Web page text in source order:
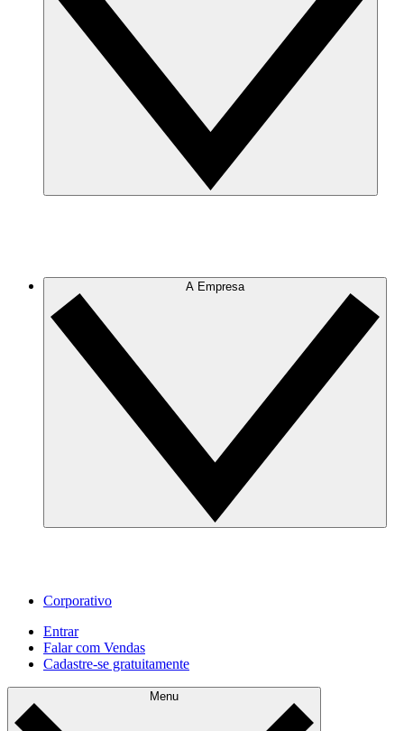
A Empresa
Corporativo
Entrar
Falar com Vendas
Cadastre‐se gratuitamente
Menu